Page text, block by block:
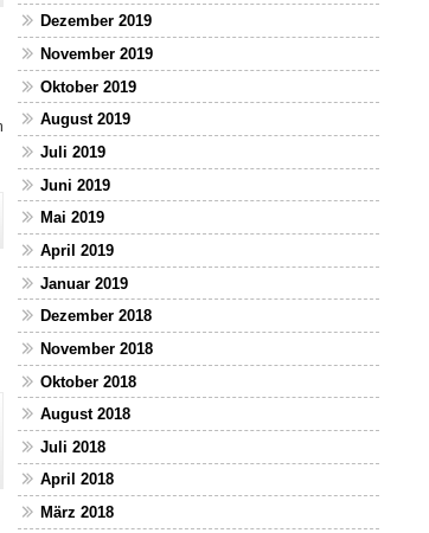
und Interaktion im Unterricht im Spiel
Dezember 2019
November 2019
Oktober 2019
August 2019
Juli 2019
Juni 2019
Mai 2019
April 2019
Januar 2019
Dezember 2018
November 2018
Oktober 2018
August 2018
Juli 2018
April 2018
März 2018